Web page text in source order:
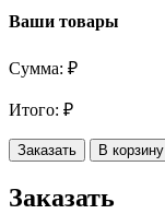
Ваши товары
Сумма: ₽
Итого: ₽
Заказать В корзину
Заказать